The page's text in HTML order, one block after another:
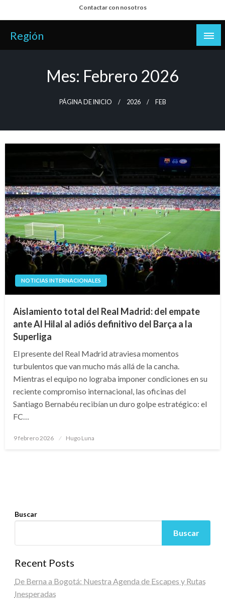
al
contenido
Contactar con nosotros
Región
Mes: Febrero 2026
PÁGINA DE INICIO 2026 FEB
NOTICIAS INTERNACIONALES
Aislamiento total del Real Madrid: del empate
ante Al Hilal al adiós definitivo del Barça a la
Superliga
El presente del Real Madrid atraviesa momentos
turbulentos que van mucho más allá de la cancha.
Mientras el equipo no lograba imponer condiciones en su
reciente compromiso internacional, las oficinas del
Santiago Bernabéu recibían un duro golpe estratégico: el
FC…
Publicado
9 febrero 2026 Hugo Luna
Buscar
Buscar
Recent Posts
De Berna a Bogotá: Nuestra Agenda de Escapes y Rutas
Inesperadas